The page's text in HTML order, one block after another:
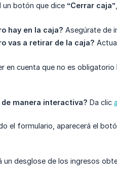
un botón que dice “Cerrar caja”
hay en la caja? Asegúrate de
vas a retirar de la caja?
en cuenta que no es
manera interactiva? Da clic
el formulario, aparecerá el
un desglose de los ingresos